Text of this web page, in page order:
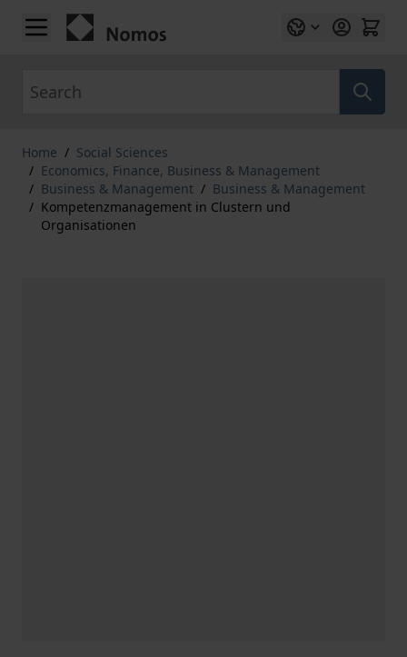
Skip to Content
Home / Social Sciences
/ Economics, Finance, Business & Management
/ Business & Management / Business & Management
/ Kompetenzmanagement in Clustern und
Organisationen